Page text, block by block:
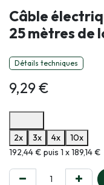
Câble
25 mètres de
Détails techniques
9,29€
2x
3x 4x
10x
Informations sur le plan
192,44 € puis 1 x 189,14 €